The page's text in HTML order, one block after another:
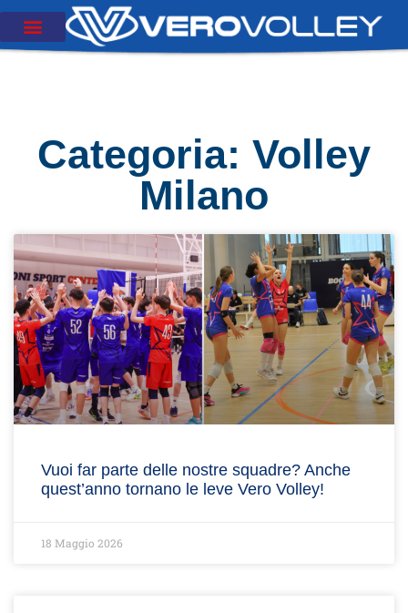
Categoria: Volley
Milano
Vuoi far parte delle nostre squadre? Anche
quest’anno tornano le leve Vero Volley!
18 Maggio 2026